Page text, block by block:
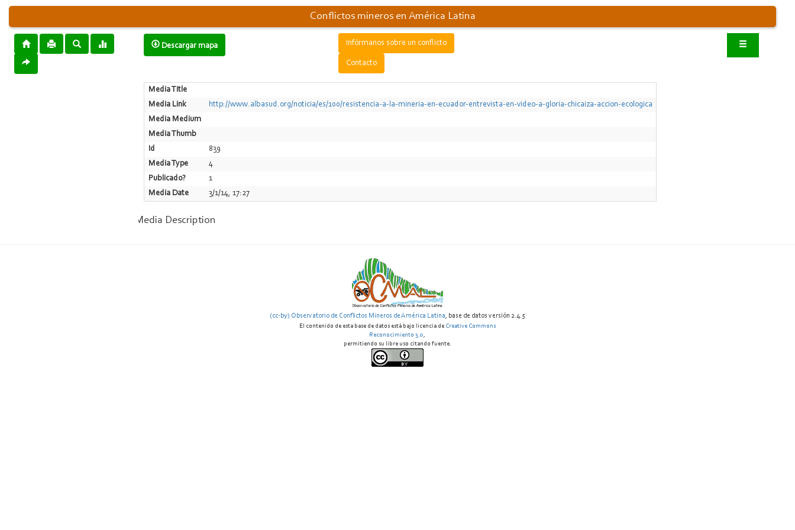
Conflictos mineros en América Latina
Descargar mapa Infórmanos sobre un conflicto
Contacto
Media Title
Media Link
http://www.albasud.org/noticia/es/100/resistencia-a-la-mineria-en-ecuador-entrevista-en-video-a-gloria-chicaiza-accion-ecologica
Media Medium
Media Thumb
Id
839
Media Type
4
Publicado?
1
Media Date
3/1/14, 17:27
Media Description
(cc-by) Observatorio de Conflictos Mineros de América Latina, base de datos versión 2.4.5
El contenido de esta base de datos está bajo licencia de Creative Commons
Reconocimiento 3.0,
permitiendo su libre uso citando fuente.